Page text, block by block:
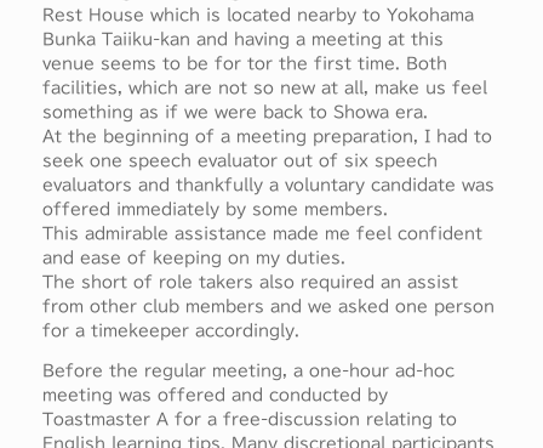
Rest House which is located nearby to Yokohama
Bunka Taiiku-kan and having a meeting at this
venue seems to be for tor the first time. Both
facilities, which are not so new at all, make us feel
something as if we were back to Showa era.
At the beginning of a meeting preparation, I had to
seek one speech evaluator out of six speech
evaluators and thankfully a voluntary candidate was
offered immediately by some members.
This admirable assistance made me feel confident
and ease of keeping on my duties.
The short of role takers also required an assist
from other club members and we asked one person
for a timekeeper accordingly.
Before the regular meeting, a one-hour ad-hoc
meeting was offered and conducted by
Toastmaster A for a free-discussion relating to
English learning tips. Many discretional participants